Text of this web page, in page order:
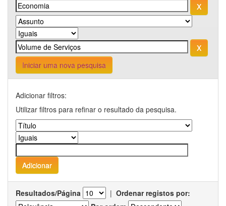
Iniciar uma nova pesquisa
Adicionar filtros:
Utilizar filtros para refinar o resultado da pesquisa.
Resultados/Página | Ordenar registos por: